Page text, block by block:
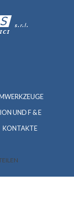
UND F & E
KONTAKTE